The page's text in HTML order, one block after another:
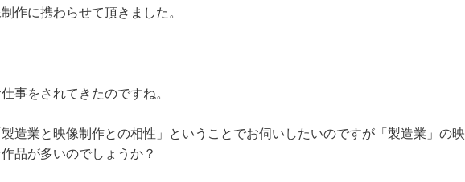
作に携わらせて頂きました。
事をされてきたのですね。
造業と映像制作との相性」ということでお伺いしたいのですが「製造業」の映
品が多いのでしょうか？